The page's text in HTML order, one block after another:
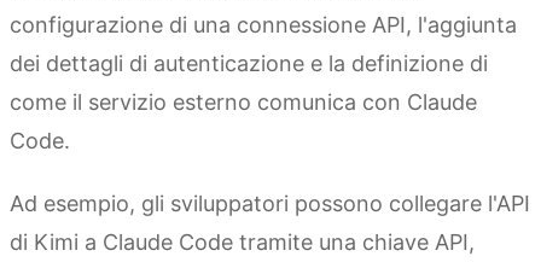
configurazione di una connessione API, l'aggiunta
dei dettagli di autenticazione e la definizione di
come il servizio esterno comunica con Claude
Code.
Ad esempio, gli sviluppatori possono collegare l'API
di Kimi a Claude Code tramite una chiave API,